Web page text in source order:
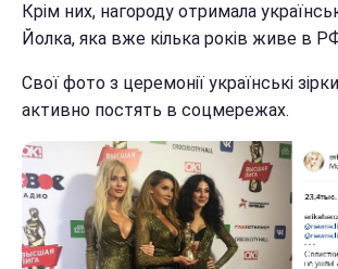
Крім них, нагороду отримала
Йолка, яка вже кілька років живе в
Свої фото з церемонії українські
активно постять в соцмережах.